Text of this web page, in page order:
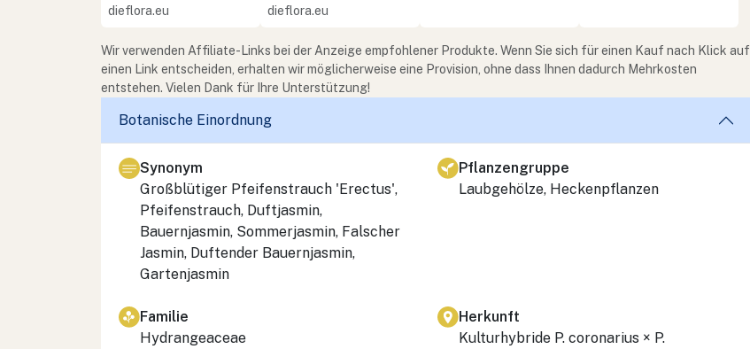
dieflora.eu
dieflora.eu
Wir verwenden Affiliate-Links bei der Anzeige empfohlener Produkte. Wenn Sie sich für einen Kauf nach Klick auf
einen Link entscheiden, erhalten wir möglicherweise eine Provision, ohne dass Ihnen dadurch Mehrkosten
entstehen. Vielen Dank für Ihre Unterstützung!
Botanische Einordnung
Synonym
Großblütiger Pfeifenstrauch 'Erectus',
Pfeifenstrauch, Duftjasmin,
Bauernjasmin, Sommerjasmin, Falscher
Jasmin, Duftender Bauernjasmin,
Gartenjasmin
Pflanzengruppe
Laubgehölze, Heckenpflanzen
Familie
Hydrangeaceae
Herkunft
Kulturhybride P. coronarius × P.